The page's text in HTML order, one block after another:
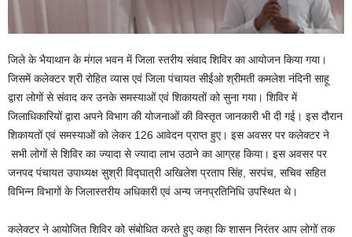
जिले के भैयाथान के मंगल भवन में जिला स्तरीय संवाद शिविर का आयोजन किया गया।
जिसमें कलेक्टर श्री रोहित व्यास एवं जिला पंचायत सीईओ श्रीमती कमलेश नंदिनी साहू
द्वारा लोगों से संवाद कर उनके समस्याओं एवं शिकायतों को सुना गया। शिविर में
जिलाधिकारियों द्वारा अपने विभाग की योजनाओं की विस्तृत जानकारी भी दी गई। इस दौरान
शिकायतों एवं समस्याओं को लेकर 126 आवेदन प्राप्त हुए। इस अवसर पर कलेक्टर ने
सभी लोगों से शिविर का ज्यादा से ज्यादा लाभ उठाने का आग्रह किया। इस अवसर पर
जनपद पंचायत उपाध्यक्ष सुश्री विद्घात्री अखिलेश प्रताप सिंह, सरपंच, सचिव सहित
विभिन्न विभागों के जिलास्तरीय अधिकारी एवं अन्य जनप्रतिनिधि उपस्थित थे।
कलेक्टर ने आयोजित शिविर को संबोधित करते हुए कहा कि शासन निरंतर आप लोगों तक